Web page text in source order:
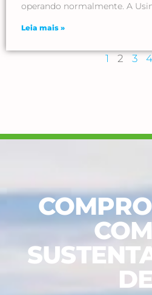
operando normalmente. A
Leia mais »
1 2 3 4
DE